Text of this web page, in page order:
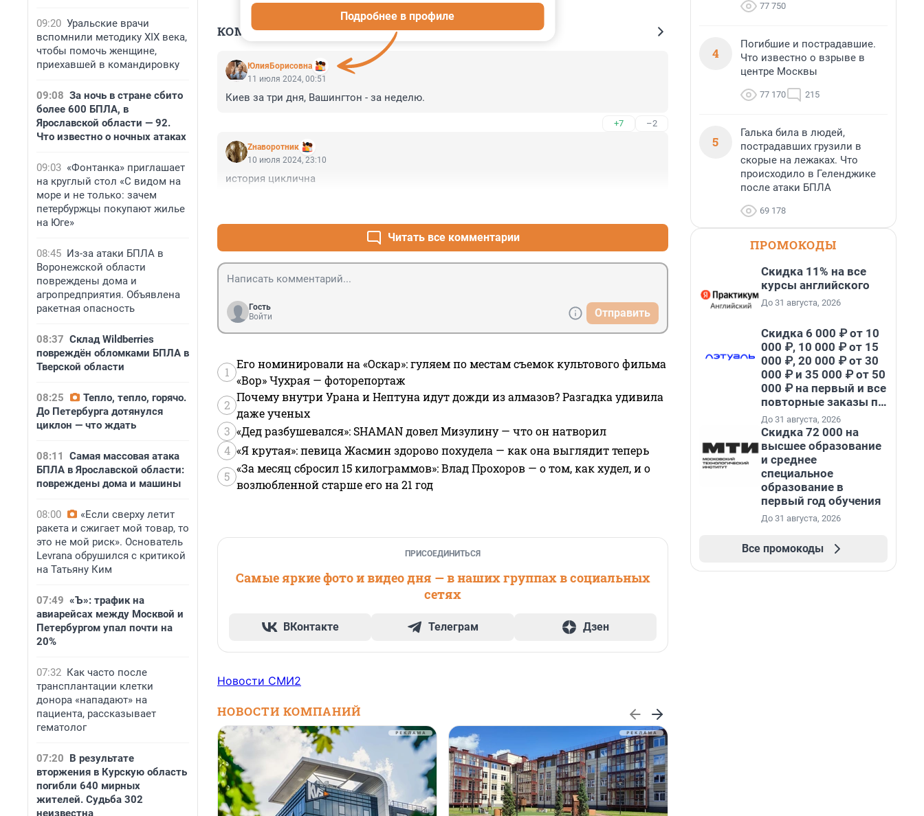
09:20 Уральские врачи
вспомнили методику XIX века,
чтобы помочь женщине,
приехавшей в командировку
09:08 За ночь в стране сбито
более 600 БПЛА, в
Ярославской области — 92.
Что известно о ночных атаках
09:03 «Фонтанка» приглашает
на круглый стол «С видом на
море и не только: зачем
петербуржцы покупают жилье
на Юге»
08:45 Из-за атаки БПЛА в
Воронежской области
повреждены дома и
агропредприятия. Объявлена
ракетная опасность
08:37 Склад Wildberries
повреждён обломками БПЛА в
Тверской области
08:25
Тепло, тепло, горячо.
До Петербурга дотянулся
циклон — что ждать
08:11
Самая массовая атака
БПЛА в Ярославской области:
повреждены дома и машины
08:00
«Если сверху летит
ракета и сжигает мой товар, то
это не мой риск». Основатель
Levrana обрушился с критикой
на Татьяну Ким
07:49 «Ъ»: трафик на
авиарейсах между Москвой и
Петербургом упал почти на
20%
07:32 Как часто после
трансплантации клетки
донора «нападают» на
пациента, рассказывает
гематолог
07:20 В результате
вторжения в Курскую область
погибли 640 мирных
жителей. Судьба 302
неизвестна
КОММЕНТАРИИ 9
ЮлияБорисовна
Подробнее в профиле
11 июля 2024, 00:51
Киев за три дня, Вашингтон - за неделю.
+7 –2
Zнаворотник
10 июля 2024, 23:10
история циклична
Читать все комментарии
Гость
Войти
Отправить
1
Его номинировали на «Оскар»: гуляем по местам съемок культового фильма
«Вор» Чухрая — фоторепортаж
2
Почему внутри Урана и Нептуна идут дожди из алмазов? Разгадка удивила
даже ученых
3 «Дед разбушевался»: SHAMAN довел Мизулину — что он натворил
4 «Я крутая»: певица Жасмин здорово похудела — как она выглядит теперь
5
«За месяц сбросил 15 килограммов»: Влад Прохоров — о том, как худел, и о
возлюбленной старше его на 21 год
ПРИСОЕДИНИТЬСЯ
Самые яркие фото и видео дня — в наших группах в социальных
сетях
ВКонтакте Телеграм Дзен
Новости СМИ2
НОВОСТИ КОМПАНИЙ
77 750
4
Погибшие и пострадавшие.
Что известно о взрыве в
центре Москвы
77 170 215
5
Галька била в людей,
пострадавших грузили в
скорые на лежаках. Что
происходило в Геленджике
после атаки БПЛА
69 178
ПРОМОКОДЫ
Скидка 11% на все
курсы английского
До 31 августа, 2026
Скидка 6 000 ₽ от 10
000 ₽, 10 000 ₽ от 15
000 ₽, 20 000 ₽ от 30
000 ₽ и 35 000 ₽ от 50
000 ₽ на первый и все
повторные заказы по
промокоду НАБЕРИ
До 31 августа, 2026
Скидка 72 000 на
высшее образование
и среднее
специальное
образование в
первый год обучения
До 31 августа, 2026
Все промокоды